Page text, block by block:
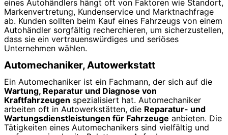
eines Autohändlers hängt oft von Faktoren wie Standort,
Markenvertretung, Kundenservice und Marktnachfrage
ab. Kunden sollten beim Kauf eines Fahrzeugs von einem
Autohändler sorgfältig recherchieren, um sicherzustellen,
dass sie ein vertrauenswürdiges und seriöses
Unternehmen wählen.
Automechaniker, Autowerkstatt
Ein Automechaniker ist ein Fachmann, der sich auf die
Wartung, Reparatur und Diagnose von
Kraftfahrzeugen spezialisiert hat. Automechaniker
arbeiten oft in Autowerkstätten, die Reparatur- und
Wartungsdienstleistungen für Fahrzeuge anbieten. Die
Tätigkeiten eines Automechanikers sind vielfältig und